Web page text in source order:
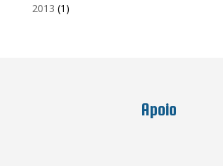
2013 (1)
Apoio